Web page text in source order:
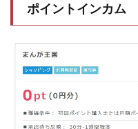
ポイントインカム